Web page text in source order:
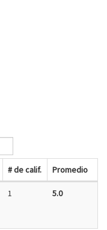
# de calif. Promedio
1 5.0